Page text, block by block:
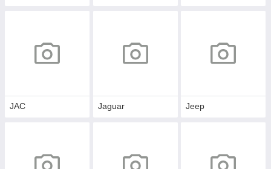
JAC Jaguar Jeep